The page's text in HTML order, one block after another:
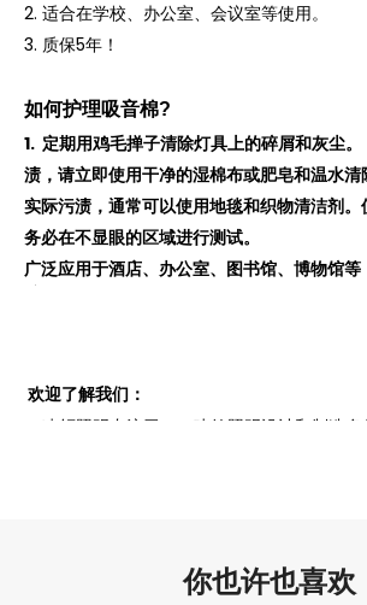
2. 适合在学校、办公室、会议室等使用。
3. 质保5年！
如何护理吸音棉?
1. 定期用鸡毛掸子清除灯具上的碎屑和灰尘
渍，请立即使用干净的湿棉布或肥皂和温水
实际污渍，通常可以使用地毯和织物清洁剂
务必在不显眼的区域进行测试。
广泛应用于酒店、办公室、图书馆、博物馆等
欢迎了解我们：
你也许也喜欢